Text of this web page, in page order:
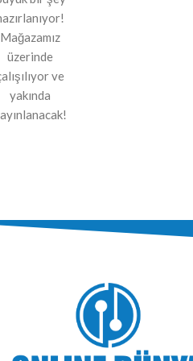
Mağazamız
üzerinde
ve
yakında